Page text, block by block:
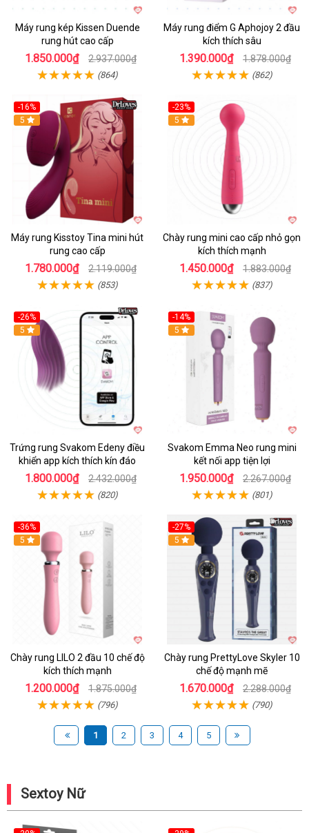
Máy rung kép Kissen Duende
rung hút cao cấp
1.850.000₫ 2.937.000₫
(864)
Máy rung điểm G Aphojoy 2 đầu
kích thích sâu
1.390.000₫ 1.878.000₫
(862)
-16%
Hot
5
Máy rung Kisstoy Tina mini hút
rung cao cấp
1.780.000₫ 2.119.000₫
(853)
-23%
Hot
5
Chày rung mini cao cấp nhỏ gọn
kích thích mạnh
1.450.000₫ 1.883.000₫
(837)
-26%
Hot
5
Trứng rung Svakom Edeny điều
khiển app kích thích kín đáo
1.800.000₫ 2.432.000₫
(820)
-14%
Hot
5
Svakom Emma Neo rung mini
kết nối app tiện lợi
1.950.000₫ 2.267.000₫
(801)
-36%
Hot
5
Chày rung LILO 2 đầu 10 chế độ
kích thích mạnh
1.200.000₫ 1.875.000₫
(796)
-27%
Hot
5
Chày rung PrettyLove Skyler 10
chế độ mạnh mẽ
1.670.000₫ 2.288.000₫
(790)
1 2 3 4 5
Sextoy Nữ